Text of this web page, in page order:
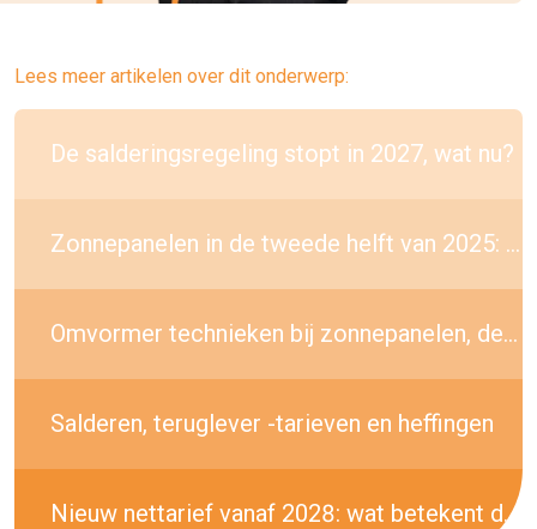
Lees meer artikelen over dit onderwerp:
De salderingsregeling stopt in 2027, wat nu?
Zonnepanelen in de tweede helft van 2025: wat kun je verwachten?
Omvormer technieken bij zonnepanelen, deze keuzes heb je!
Salderen, teruglever -tarieven en heffingen
Nieuw nettarief vanaf 2028: wat betekent dit voor jouw energierekening?